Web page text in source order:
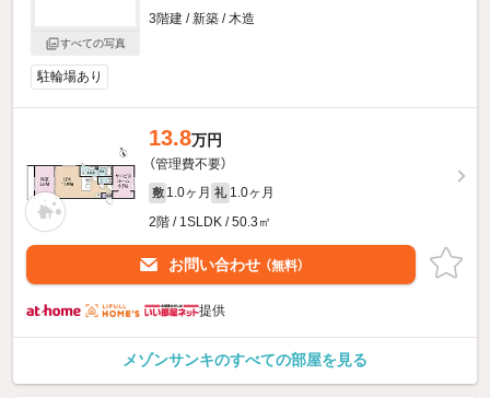
すべての写真
3階建 / 新築 / 木造
駐輪場あり
13.8万円
（管理費不要）
敷 1.0ヶ月 礼 1.0ヶ月
2階 / 1SLDK / 50.3㎡
お問い合わせ （無料）
提供
メゾンサンキのすべての部屋を見る